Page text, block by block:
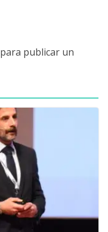
para publicar un